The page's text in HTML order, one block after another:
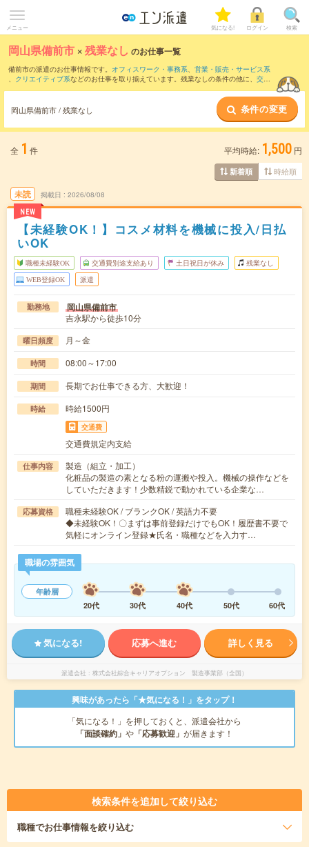
メニュー 気になる! ログイン 検索
岡山県備前市 ×残業なし のお仕事一覧
備前市の派遣のお仕事情報です。 オフィスワーク・事務系、 営業・販売・サービス系
、 クリエイティブ系などのお仕事を取り揃えています。残業なしの条件の他に、 交通
岡山県備前市 / 残業なし 条件の変更
全 1 件 平均時給: 1,500 円
新着順 時給順
未読
NEW
掲載日 2026/08/08
【未経験OK！】コスメ材料を機械に投入/日払
いOK
職種未経験OK 交通費別途支給あり 土日祝日が休み 残業なし
WEB登録OK 派遣
勤務地 岡山県備前市
吉永駅から徒歩10分
曜日頻度 月～金
時間 08:00～17:00
期間 長期でお仕事できる方、大歓迎！
時給 時給1500円
交通費
交通費規定内支給
仕事内容
製造（組立・加工）
化粧品の製造の素となる粉の運搬や投入。機械の操作などを
していただきます！少数精鋭で動かれている企業な…
応募資格
職種未経験OK / ブランクOK / 英語力不要
◆未経験OK！〇まずは事前登録だけでもOK！履歴書不要で
気軽にオンライン登録★氏名・職種などを入力す…
職場の雰囲気
年齢層
20代
30代 40代 50代 60代
気になる! 応募へ進む 詳しく見る
派遣会社 株式会社綜合キャリアオプション 製造事業部（全国）
興味があったら「★気になる！」をタップ！
「気になる！」を押しておくと、派遣会社から
「面談確約」 や 「応募歓迎」 が届きます！
検索条件を追加して絞り込む
職種でお仕事情報を絞り込む